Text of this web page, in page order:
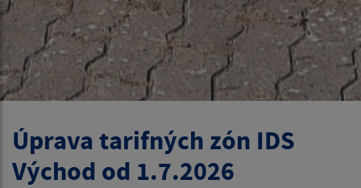
Úprava tarifných zón IDS
Východ od 1.7.2026